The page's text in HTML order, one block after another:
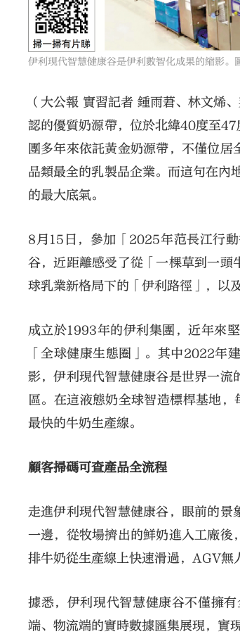
伊利現代智慧健康谷是伊利數智化成果的縮影。
（大公報 實習記者 鍾雨莙、林文烯
認的優質奶源帶，位於北緯40度至
團多年來依託黃金奶源帶，不僅位
品類最全的乳製品企業。而這句在內
的最大底氣。
8月15日，參加「2025年范長江行
谷，近距離感受了從「一棵草到一
球乳業新格局下的「伊利路徑」，以
成立於1993年的伊利集團，近年來
「全球健康生態圈」。其中2022年
影，伊利現代智慧健康谷是世界一
區。在這液態奶全球智造標桿基地
最快的牛奶生產線。
顧客掃碼可查產品全流程
走進伊利現代智慧健康谷，眼前的景
一邊，從牧場擠出的鮮奶進入工廠
排牛奶從生產線上快速滑過，AGV無
據悉，伊利現代智慧健康谷不僅擁
端、物流端的實時數據匯集展現，實